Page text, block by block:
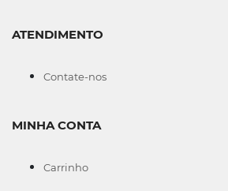
ATENDIMENTO
Contate-nos
MINHA CONTA
Carrinho